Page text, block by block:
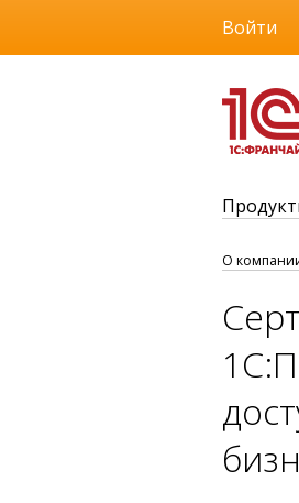
Размер
Войти
О